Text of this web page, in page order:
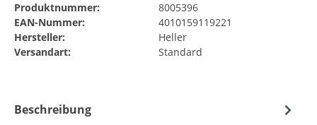
Produktnummer:
8005396
EAN-Nummer:
4010159119221
Hersteller:
Heller
Versandart:
Standard
Beschreibung